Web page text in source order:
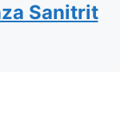
Sanitrit